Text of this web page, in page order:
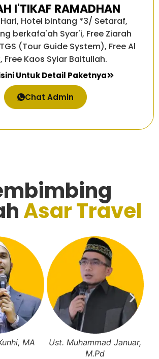
I'TIKAF RAMADHAN
Hari, Hotel bintang *3/ Setaraf,
berkafa'ah Syar'i, Free Ziarah
(Tour Guide System), Free Al
Free Kaos Syiar Baitullah.
Untuk Detail Paketnya
Chat Admin
Asar Travel
MA
Ust. Muhammad Januar,
M.Pd